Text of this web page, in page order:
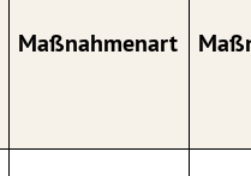
Maßnahmenart